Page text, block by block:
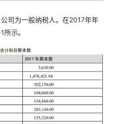
司为一般纳税人。在2017年年
示。